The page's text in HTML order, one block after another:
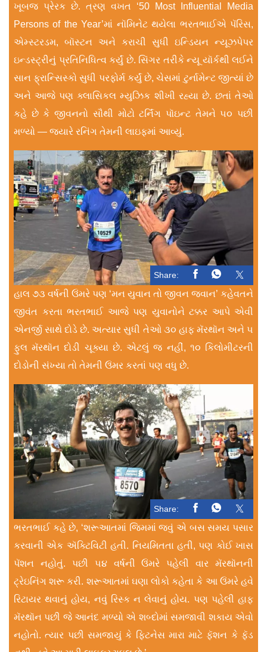
ખૂબજ પ્રેરક છે. ત્રણ વખત ‘50 Most Influential Media
Persons of the Year’માં નૉમિનેટ થયેલા ભરતભાઈએ પૅરિસ,
એમ્સ્ટરડમ, બૉસ્ટન અને કરાચી સુધી ઇન્ડિયન ન્યૂઝપેપર
ઇન્ડસ્ટ્રીનું પ્રતિનિધિત્વ કર્યું છે. સિંગર તરીકે ન્યૂ યૉર્કથી લઈને
સાન ફ્રાન્સિસ્કો સુધી પરફોર્મ કર્યું છે, ચેસમાં ટુર્નામેન્ટ જીત્યાં છે
અને આજે પણ ક્લાસિકલ મ્યુઝિક શીખી રહ્યા છે. છતાં તેઓ
કહે છે કે જીવનનો સૌથી મોટો ટર્નિંગ પૉઇન્ટ તેમને ૫૦ પછી
મળ્યો — જ્યારે રનિંગ તેમની લાઇફમાં આવ્યું.
Share:
હાલ ૭૩ વર્ષની ઉંમરે પણ ‘મન યુવાન તો જીવન જવાન’ કહેવતને
જીવંત કરતા ભરતભાઈ આજે પણ યુવાનોને ટક્કર આપે એવી
એનર્જી સાથે દોડે છે. અત્યાર સુધી તેઓ ૩૦ હાફ મૅરથૉન અને ૫
ફુલ મૅરથૉન દોડી ચૂક્યા છે. એટલું જ નહીં, ૧૦ કિલોમીટરની
દોડોની સંખ્યા તો તેમની ઉંમર કરતાં પણ વધુ છે.
Share:
ભરતભાઈ કહે છે, ‘શરૂઆતમાં જિમમાં જવું એ બસ સમય પસાર
કરવાની એક ઍક્ટિવિટી હતી. નિયમિતતા હતી, પણ કોઈ ખાસ
પૅશન નહોતું. પછી ૫૪ વર્ષની ઉંમરે પહેલી વાર મૅરથૉનની
ટ્રેઇનિંગ શરૂ કરી. શરૂઆતમાં ઘણા લોકો કહેતા કે આ ઉંમરે હવે
રિટાયર થવાનું હોય, નવું રિસ્ક ન લેવાનું હોય. પણ પહેલી હાફ
મૅરથૉન પછી જે આનંદ મળ્યો એ શબ્દોમાં સમજાવી શકાય એવો
નહોતો. ત્યાર પછી સમજાયું કે ફિટનેસ મારા માટે ફૅશન કે ફૅડ